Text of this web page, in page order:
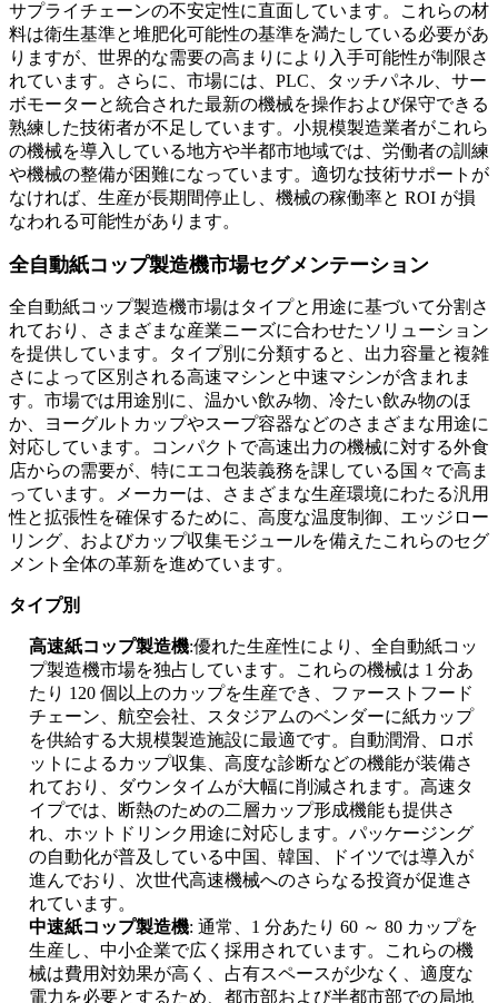
サプライチェーンの不安定性に直面しています。これらの材
料は衛生基準と堆肥化可能性の基準を満たしている必要があ
りますが、世界的な需要の高まりにより入手可能性が制限さ
れています。さらに、市場には、PLC、タッチパネル、サー
ボモーターと統合された最新の機械を操作および保守できる
熟練した技術者が不足しています。小規模製造業者がこれら
の機械を導入している地方や半都市地域では、労働者の訓練
や機械の整備が困難になっています。適切な技術サポートが
なければ、生産が長期間停止し、機械の稼働率と ROI が損
なわれる可能性があります。
全自動紙コップ製造機市場セグメンテーション
全自動紙コップ製造機市場はタイプと用途に基づいて分割さ
れており、さまざまな産業ニーズに合わせたソリューション
を提供しています。タイプ別に分類すると、出力容量と複雑
さによって区別される高速マシンと中速マシンが含まれま
す。市場では用途別に、温かい飲み物、冷たい飲み物のほ
か、ヨーグルトカップやスープ容器などのさまざまな用途に
対応しています。コンパクトで高速出力の機械に対する外食
店からの需要が、特にエコ包装義務を課している国々で高ま
っています。メーカーは、さまざまな生産環境にわたる汎用
性と拡張性を確保するために、高度な温度制御、エッジロー
リング、およびカップ収集モジュールを備えたこれらのセグ
メント全体の革新を進めています。
タイプ別
高速紙コップ製造機:優れた生産性により、全自動紙コッ
プ製造機市場を独占しています。これらの機械は 1 分あ
たり 120 個以上のカップを生産でき、ファーストフード
チェーン、航空会社、スタジアムのベンダーに紙カップ
を供給する大規模製造施設に最適です。自動潤滑、ロボ
ットによるカップ収集、高度な診断などの機能が装備さ
れており、ダウンタイムが大幅に削減されます。高速タ
イプでは、断熱のための二層カップ形成機能も提供さ
れ、ホットドリンク用途に対応します。パッケージング
の自動化が普及している中国、韓国、ドイツでは導入が
進んでおり、次世代高速機械へのさらなる投資が促進さ
れています。
中速紙コップ製造機: 通常、1 分あたり 60 ～ 80 カップを
生産し、中小企業で広く採用されています。これらの機
械は費用対効果が高く、占有スペースが少なく、適度な
電力を必要とするため、都市部および半都市部での局地